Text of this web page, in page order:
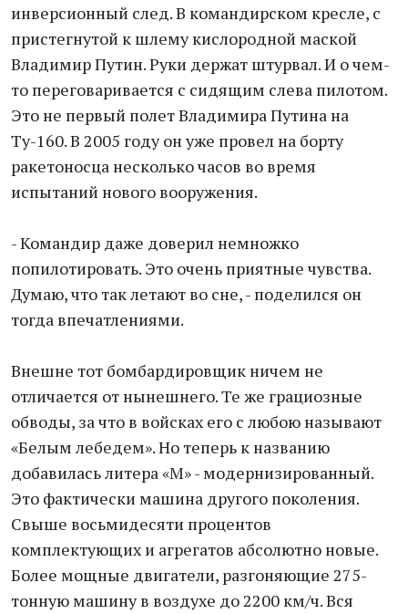
инверсионный след. В командирском кресле, с
пристегнутой к шлему кислородной маской
Владимир Путин. Руки держат штурвал. И о чем-
то переговаривается с сидящим слева пилотом.
Это не первый полет Владимира Путина на
Ту-160. В 2005 году он уже провел на борту
ракетоносца несколько часов во время
испытаний нового вооружения.
- Командир даже доверил немножко
попилотировать. Это очень приятные чувства.
Думаю, что так летают во сне, - поделился он
тогда впечатлениями.
Внешне тот бомбардировщик ничем не
отличается от нынешнего. Те же грациозные
обводы, за что в войсках его с любою называют
«Белым лебедем». Но теперь к названию
добавилась литера «М» - модернизированный.
Это фактически машина другого поколения.
Свыше восьмидесяти процентов
комплектующих и агрегатов абсолютно новые.
Более мощные двигатели, разгоняющие 275-
тонную машину в воздухе до 2200 км/ч. Вся